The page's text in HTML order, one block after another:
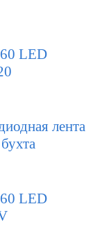
LED
лента
LED